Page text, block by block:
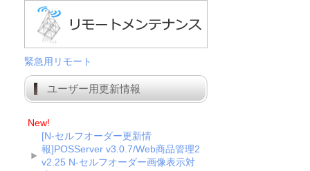
緊急用リモート
ユーザー用更新情報
New!
[N-セルフオーダー更新情
報]POSServer v3.0.7/Web商品管理2
v2.25 N-セルフオーダー画像表示対